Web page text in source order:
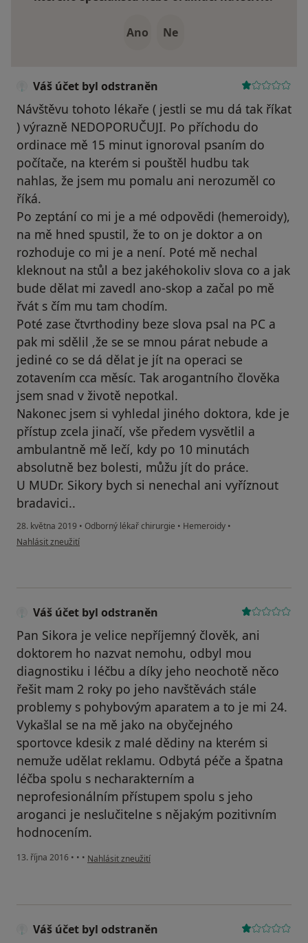
Ano Ne
Váš účet byl odstraněn
Návštěvu tohoto lékaře ( jestli se mu dá tak říkat
) výrazně NEDOPORUČUJI. Po příchodu do
ordinace mě 15 minut ignoroval psaním do
počítače, na kterém si pouštěl hudbu tak
nahlas, že jsem mu pomalu ani nerozuměl co
říká.
Po zeptání co mi je a mé odpovědi (hemeroidy),
na mě hned spustil, že to on je doktor a on
rozhoduje co mi je a není. Poté mě nechal
kleknout na stůl a bez jakéhokoliv slova co a jak
bude dělat mi zavedl ano-skop a začal po mě
řvát s čím mu tam chodím.
Poté zase čtvrthodiny beze slova psal na PC a
pak mi sdělil ,že se se mnou párat nebude a
jediné co se dá dělat je jít na operaci se
zotavením cca měsíc. Tak arogantního člověka
jsem snad v životě nepotkal.
Nakonec jsem si vyhledal jiného doktora, kde je
přístup zcela jinačí, vše předem vysvětlil a
ambulantně mě lečí, kdy po 10 minutách
absolutně bez bolesti, můžu jít do práce.
U MUDr. Sikory bych si nenechal ani vyříznout
bradavici..
28. května 2019 • Odborný lékař chirurgie • Hemeroidy •
podle názoru uživatele Váš účet byl odstraněn
Nahlásit zneužití
Váš účet byl odstraněn
Pan Sikora je velice nepříjemný člověk, ani
doktorem ho nazvat nemohu, odbyl mou
diagnostiku i léčbu a díky jeho neochotě něco
řešit mam 2 roky po jeho navštěvách stále
problemy s pohybovým aparatem a to je mi 24.
Vykašlal se na mě jako na obyčejného
sportovce kdesik z malé dědiny na kterém si
nemuže udělat reklamu. Odbytá péče a špatna
léčba spolu s necharakterním a
neprofesionálním přístupem spolu s jeho
aroganci je neslučitelne s nějakým pozitivním
hodnocením.
13. října 2016 • • • podle názoru uživatele Váš účet byl odstraněn
Nahlásit zneužití
Váš účet byl odstraněn